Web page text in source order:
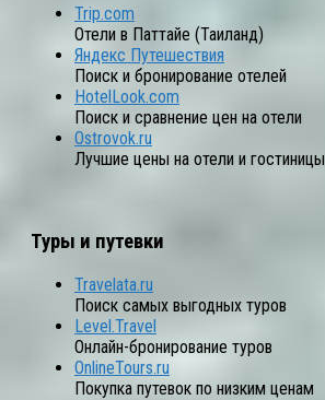
Trip.com
Отели в Паттайе (Таиланд)
Яндекс Путешествия
Поиск и бронирование отелей
HotelLook.com
Поиск и сравнение цен на отели
Ostrovok.ru
Лучшие цены на отели и гостиницы
Туры и путевки
Travelata.ru
Поиск самых выгодных туров
Level.Travel
Онлайн-бронирование туров
OnlineTours.ru
Покупка путевок по низким ценам